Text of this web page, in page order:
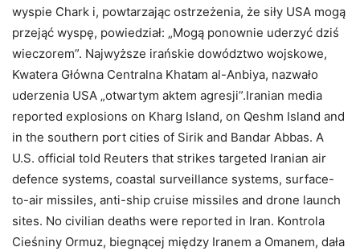
wyspie Chark i, powtarzając ostrzeżenia, że siły USA mogą
przejąć wyspę, powiedział: „Mogą ponownie uderzyć dziś
wieczorem”. Najwyższe irańskie dowództwo wojskowe,
Kwatera Główna Centralna Khatam al-Anbiya, nazwało
uderzenia USA „otwartym aktem agresji”.Iranian media
reported explosions on Kharg Island, on Qeshm Island and
in the southern port cities of Sirik and Bandar Abbas. A
U.S. official told Reuters that strikes targeted Iranian air
defence systems, coastal surveillance systems, surface-
to-air missiles, anti-ship cruise missiles and drone launch
sites. No civilian deaths were reported in Iran. Kontrola
Cieśniny Ormuz, biegnącej między Iranem a Omanem, dała